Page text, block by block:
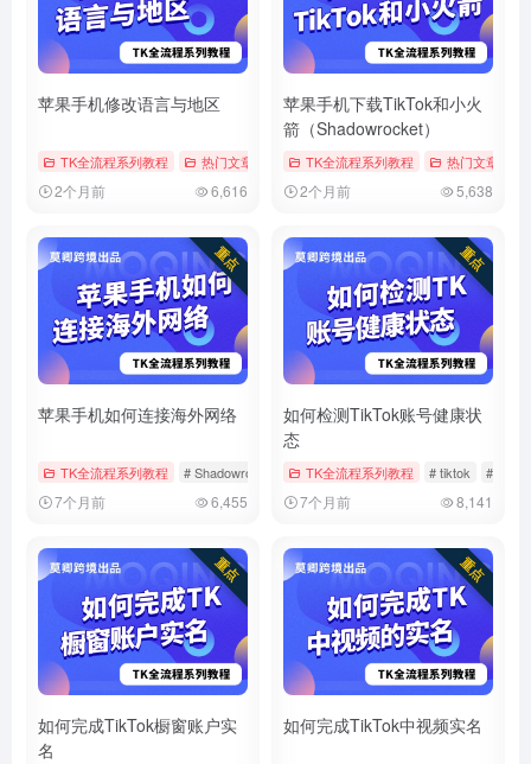
苹果手机修改语言与地区
TK全流程系列教程 热门文章 # tiktok # 修改地区 # 修改时区
2个月前 6,616
苹果手机下载TikTok和小火
箭（Shadowrocket）
TK全流程系列教程 热门文章
2个月前 5,638
苹果手机如何连接海外网络
TK全流程系列教程 # Shadowrocket # tiktok # 小火箭
7个月前 6,455
如何检测TikTok账号健康状
态
TK全流程系列教程 # tiktok # 健康
7个月前 8,141
如何完成TikTok橱窗账户实
名
如何完成TikTok中视频实名